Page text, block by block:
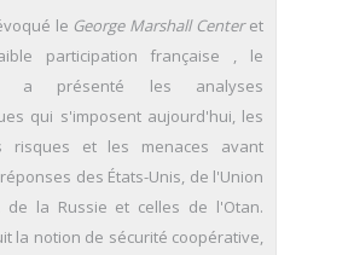
le George Marshall Centeret
participation française , le
a présenté les analyses
qui s'imposent aujourd'hui, les
risques et les menaces avant
des États-Unis, de l'Union
de la Russie et celles de l'Otan.
la notion de sécurité coopérative,